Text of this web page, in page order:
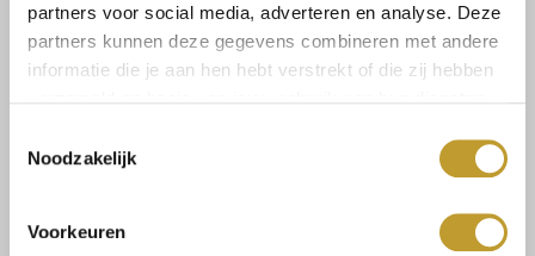
partners voor social media, adverteren en analyse. Deze
partners kunnen deze gegevens combineren met andere
informatie die je aan hen hebt verstrekt of die zij hebben
Noodzakelijk
Voorkeuren
Add to cart